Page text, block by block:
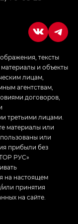
тексты
и объекты
лицам,
агентствам,
договоров,
третьими лицами.
материалы или
или
прибыли без
РУС»
на настоящем
или принятия
на сайте.